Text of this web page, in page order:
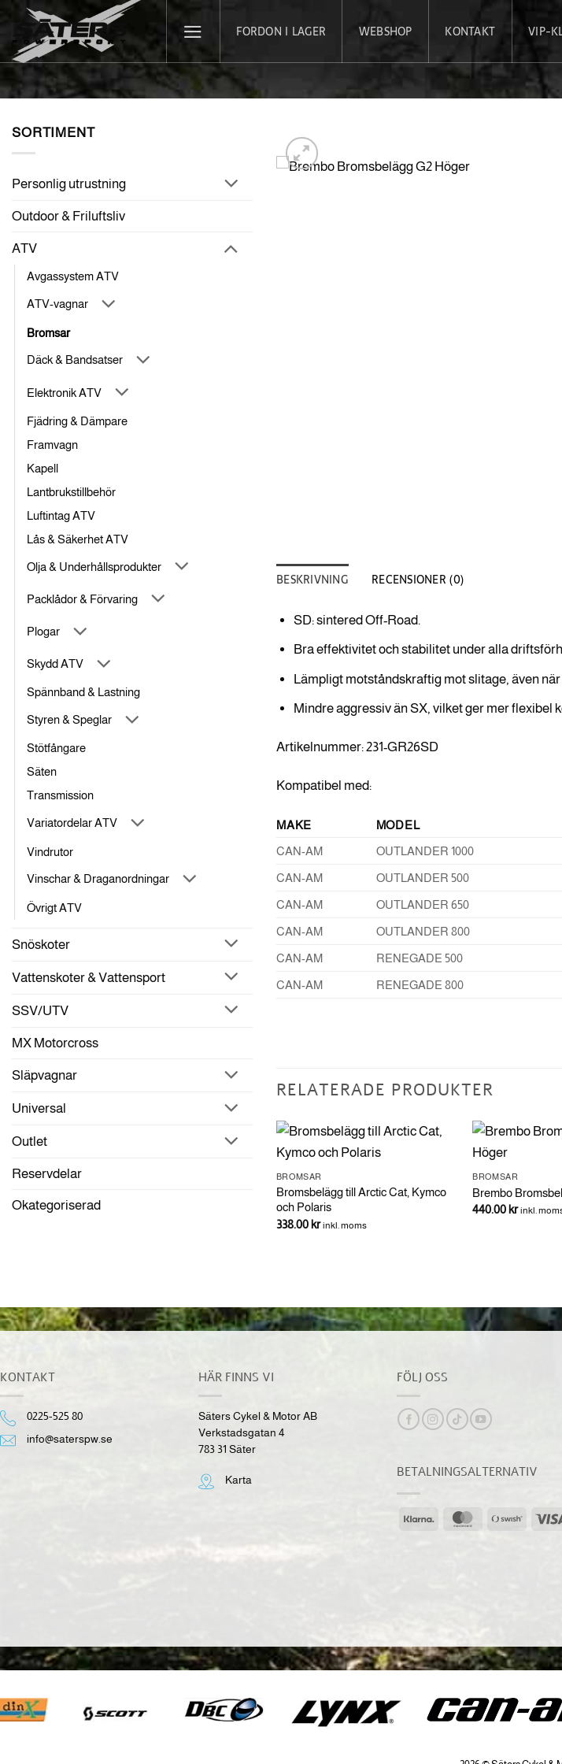
content
FORDON I LAGER WEBSHOP KONTAKT VIP-
SORTIMENT
Personlig utrustning
Outdoor & Friluftsliv
ATV
Avgassystem ATV
ATV-vagnar
Bromsar
Däck & Bandsatser
Elektronik ATV
Fjädring & Dämpare
Framvagn
Kapell
Lantbrukstillbehör
Luftintag ATV
Lås & Säkerhet ATV
Olja & Underhållsprodukter
Packlådor & Förvaring
Plogar
Skydd ATV
Spännband & Lastning
Styren & Speglar
Stötfångare
Säten
Transmission
Variatordelar ATV
Vindrutor
Vinschar & Draganordningar
Övrigt ATV
Snöskoter
Vattenskoter & Vattensport
SSV/UTV
MX Motorcross
Släpvagnar
Universal
Outlet
Reservdelar
Okategoriserad
BESKRIVNING RECENSIONER (0)
SD: sintered Off-Road.
Bra effektivitet och stabilitet under alla
Lämpligt motståndskraftig mot slitage, även
Mindre aggressiv än SX, vilket ger mer flexibel
Artikelnummer: 231-GR26SD
Kompatibel med:
MAKE MODEL
CAN-AM
OUTLANDER 1000
CAN-AM
OUTLANDER 500
CAN-AM
OUTLANDER 650
CAN-AM
OUTLANDER 800
CAN-AM
RENEGADE 500
CAN-AM
RENEGADE 800
RELATERADE PRODUKTER
BROMSAR
Bromsbelägg till Arctic Cat, Kymco
och Polaris
338.00 kr inkl. moms
BROMSAR
Brembo
440.00 kr inkl.
till
440.00
KONTAKT
0225-525 80
info@saterspw.se
HÄR FINNS VI
Säters Cykel & Motor AB
Verkstadsgatan 4
783 31 Säter
Karta
FÖLJ OSS
BETALNINGSALTERNATIV
Klarna MasterCardSwish